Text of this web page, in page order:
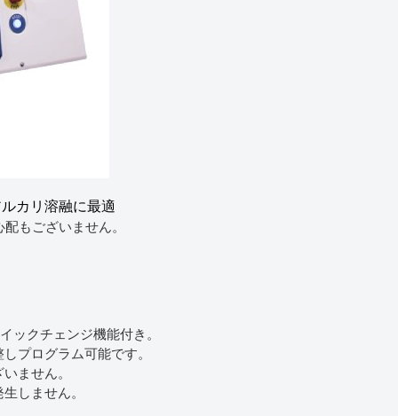
カリ溶融に最適
もございません。
ックチェンジ機能付き。
プログラム可能です。
ません。
しません。